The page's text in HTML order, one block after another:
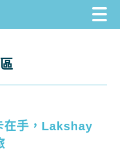
在手，Lakshay